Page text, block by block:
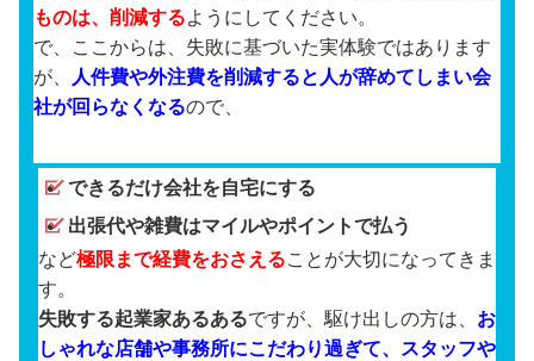
ものは、削減するようにしてください。
で、ここからは、失敗に基づいた実体験ではあります
が、
人件費や外注費を削減すると人が辞めてしまい会
社が回らなくなるので、
できるだけ会社を自宅にする
出張代や雑費はマイルやポイントで払う
など極限まで経費をおさえることが大切になってきま
す。
失敗する起業家あるあるですが、駆け出しの方は、 お
しゃれな店舗や事務所にこだわり過ぎて、スタッフや